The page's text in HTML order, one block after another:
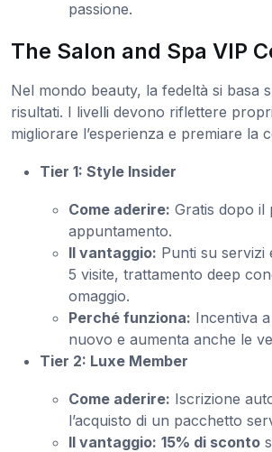
passione.
The Salon and Spa VIP
Nel mondo beauty, la fedeltà si basa
risultati. I livelli devono riflettere
migliorare l’esperienza e premiare la
Tier 1: Style Insider
Come aderire: Gratis dopo il
appuntamento.
Il vantaggio: Punti su servizi
5 visite, trattamento deep
omaggio.
Perché funziona: Incentiva
nuovo e aumenta anche le
Tier 2: Luxe Member
Come aderire: Iscrizione
l’acquisto di un pacchetto
Il vantaggio: 15% di sconto